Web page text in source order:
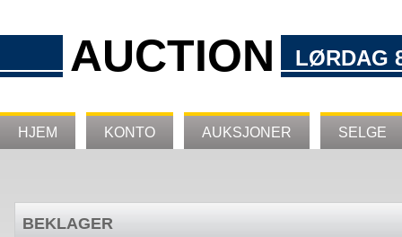
AUCTION LØRDAG
HJEM KONTO AUKSJONER SELGE
BEKLAGER